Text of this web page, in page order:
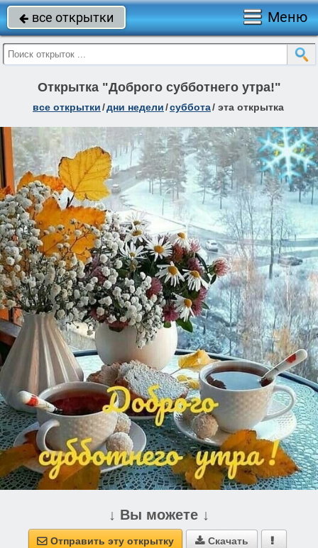
 все открытки Меню
Открытка "Доброго субботнего утра!"
все открытки/дни недели/суббота/ эта открытка
↓ Вы можете ↓
 Отправить эту открытку  Скачать 